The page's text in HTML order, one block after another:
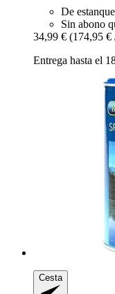
De
Sin abono
34,99 € (174,95 €
Entrega hasta el
Cesta